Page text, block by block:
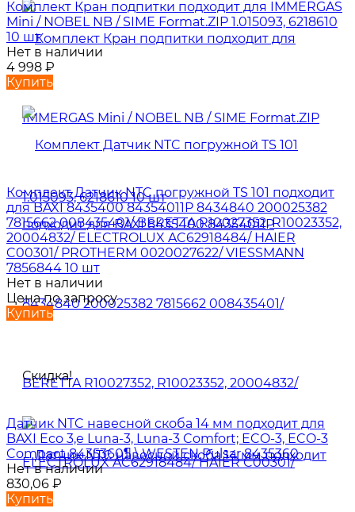
Комплект Кран подпитки подходит для IMMERGAS
Mini / NOBEL NB / SIME Format.ZIP 1.015093, 6218610
10 шт
Нет в наличии
4 998 ₽
Купить
Комплект Датчик NTC погружной TS 101 подходит
для BAXI 8435400 84354011P 8434840 200025382
7815662 008435401/ BERETTA R10027352, R10023352,
20004832/ ELECTROLUX AC62918484/ HAIER
C00301/ PROTHERM 0020027622/ VIESSMANN
7856844 10 шт
Нет в наличии
Цена по запросу
Купить
Скидка!
Датчик NTC навесной скоба 14 мм подходит для
BAXI Eco 3,е Luna-3, Luna-3 Comfort; ECO-3, ECO-3
Compact 8435360¶ \ WESTEN Pulsar 8435360
Нет в наличии
830,06 ₽
Купить